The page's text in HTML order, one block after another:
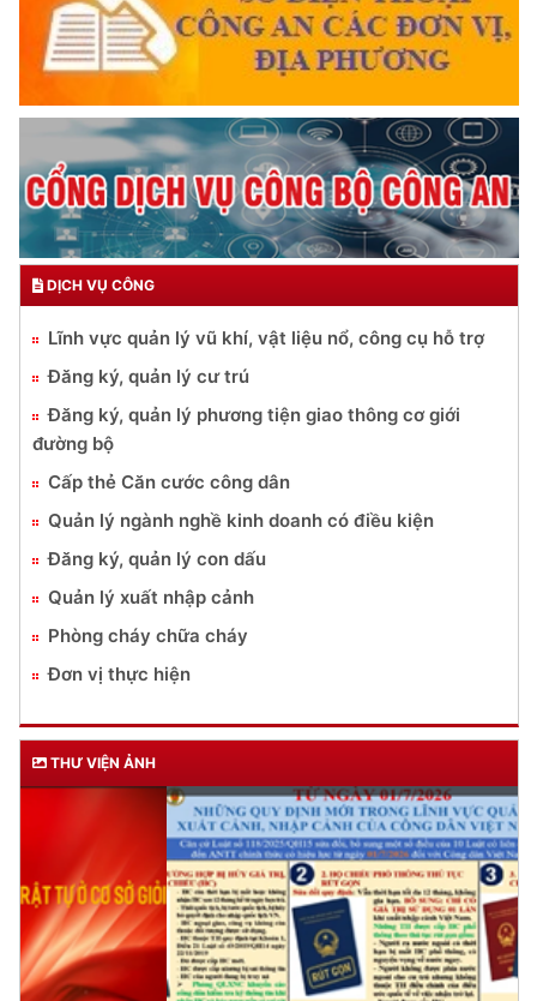
DỊCH VỤ CÔNG
Lĩnh vực quản lý vũ khí, vật liệu nổ, công cụ hỗ trợ
Đăng ký, quản lý cư trú
Đăng ký, quản lý phương tiện giao thông cơ giới
đường bộ
Cấp thẻ Căn cước công dân
Quản lý ngành nghề kinh doanh có điều kiện
Đăng ký, quản lý con dấu
Quản lý xuất nhập cảnh
Phòng cháy chữa cháy
Đơn vị thực hiện
THƯ VIỆN ẢNH